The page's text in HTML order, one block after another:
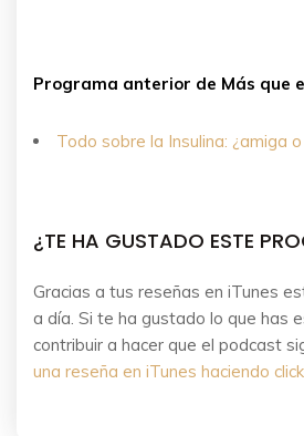
Programa anterior de Más que
Todo sobre la Insulina: ¿amiga
¿TE HA GUSTADO ESTE
Gracias a tus reseñas en iTunes
a día. Si te ha gustado lo que has
contribuir a hacer que el podcast
una reseña en iTunes haciendo